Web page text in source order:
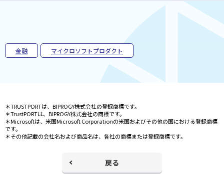
く
金融 マイクロソフトプロダクト
＊TRUSTPORTは、BIPROGY株式会社の登録商標です。
＊TrustPORTは、BIPROGY株式会社の商標です。
＊Microsoftは、米国Microsoft Corporationの米国およびその他の国における登録商標
です。
＊その他記載の会社名および商品名は、各社の商標または登録商標です。
戻る